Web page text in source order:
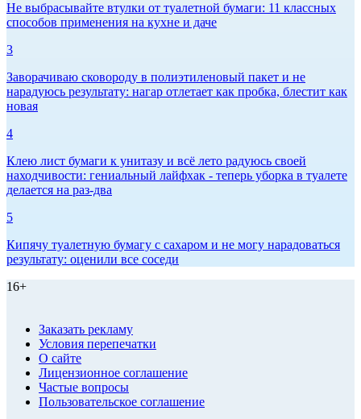
Не выбрасывайте втулки от туалетной бумаги: 11 классных
способов применения на кухне и даче
3
Заворачиваю сковороду в полиэтиленовый пакет и не
нарадуюсь результату: нагар отлетает как пробка, блестит как
новая
4
Клею лист бумаги к унитазу и всё лето радуюсь своей
находчивости: гениальный лайфхак - теперь уборка в туалете
делается на раз-два
5
Кипячу туалетную бумагу с сахаром и не могу нарадоваться
результату: оценили все соседи
16+
Заказать рекламу
Условия перепечатки
О сайте
Лицензионное соглашение
Частые вопросы
Пользовательское соглашение